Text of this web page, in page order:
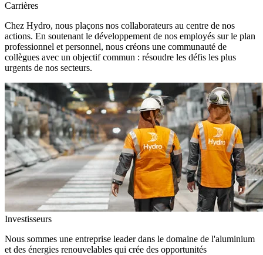
Carrières
Chez Hydro, nous plaçons nos collaborateurs au centre de nos
actions. En soutenant le développement de nos employés sur le plan
professionnel et personnel, nous créons une communauté de
collègues avec un objectif commun : résoudre les défis les plus
urgents de nos secteurs.
Investisseurs
Nous sommes une entreprise leader dans le domaine de l'aluminium
et des énergies renouvelables qui crée des opportunités